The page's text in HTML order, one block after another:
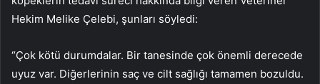
Hekim Melike Çelebi, şunları söyledi:
“Çok kötü durumdalar. Bir tanesinde çok önemli derecede
uyuz var. Diğerlerinin saç ve cilt sağlığı tamamen bozuldu.